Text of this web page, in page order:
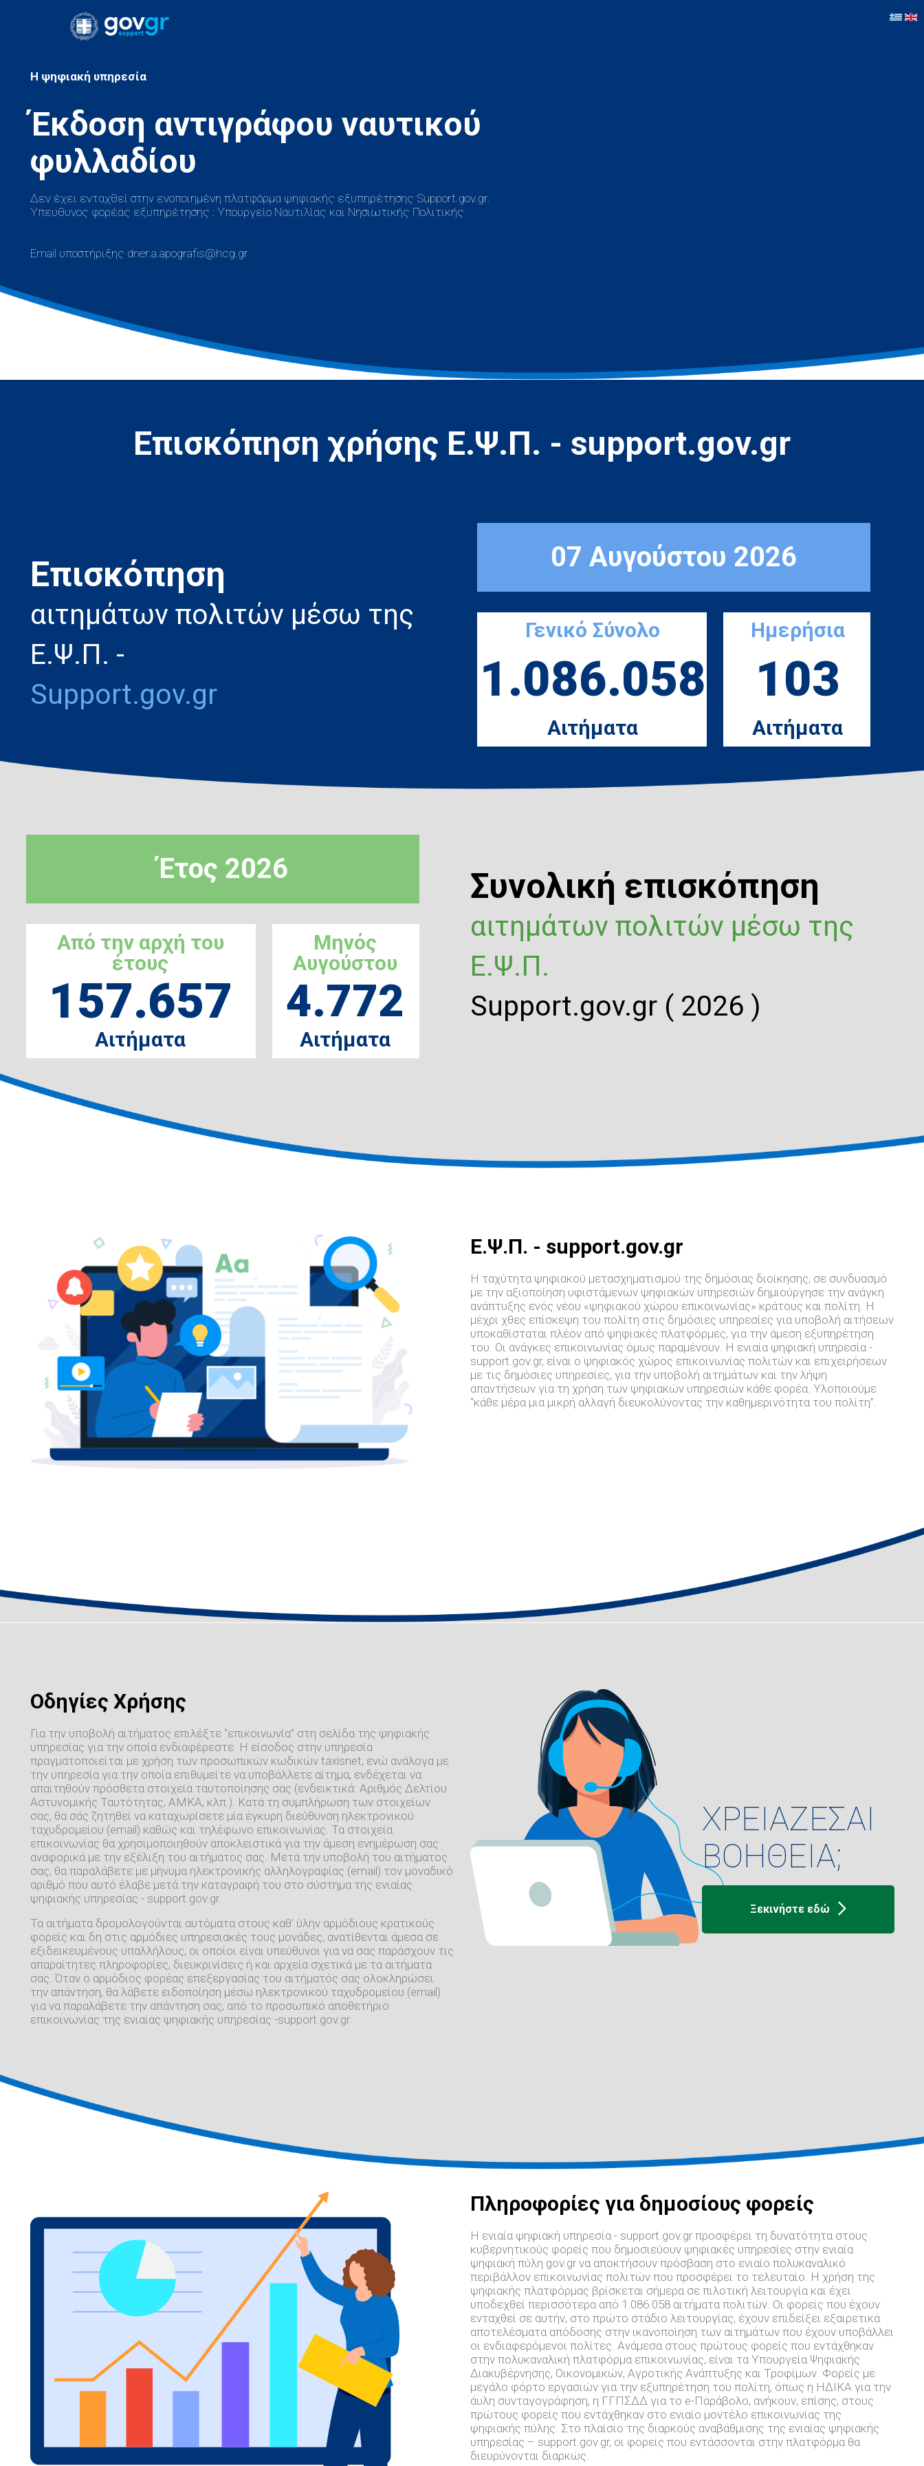
H ψηφιακή υπηρεσία
Έκδοση αντιγράφου ναυτικού
Δεν έχει ενταχθεί στην ενοποιημένη πλατφόρμα ψηφιακής εξυπηρέτησης Support.gov.gr.
Υπευθυνος φορέας εξυπηρέτησης : Υπουργείο Ναυτιλίας και Νησιωτικής Πολιτικής
Email υποστήριξης dner.a.apografis@hcg.gr
Επισκόπηση χρήσης Ε.Ψ.Π. - support.gov.gr
Eπισκόπηση
αιτημάτων πολιτών μέσω της
Ε.Ψ.Π. -
Support.gov.gr
07 Αυγούστου 2026
Γενικό Σύνολο
1.086.058
Αιτήματα
Ημερήσια
103
Αιτήματα
Έτος 2026
Από την αρχή του
έτους
157.657
Αιτήματα
Μηνός
Αυγούστου
4.772
Αιτήματα
Συνολική επισκόπηση
αιτημάτων πολιτών μέσω της
Ε.Ψ.Π.
Support.gov.gr ( 2026 )
E.Ψ.Π. - support.gov.gr
Η ταχύτητα ψηφιακού μετασχηματισμού της δημόσιας διοίκησης, σε συνδυασμό
με την αξιοποίηση υφιστάμενων ψηφιακών υπηρεσιών δημιούργησε την ανάγκη
ανάπτυξης ενός νέου «ψηφιακού χώρου επικοινωνίας» κράτους και πολίτη. Η
μέχρι χθες επίσκεψη του πολίτη στις δημόσιες υπηρεσίες για υποβολή αιτήσεων
υποκαθίσταται πλέον από ψηφιακές πλατφόρμες, για την άμεση εξυπηρέτηση
του. Οι ανάγκες επικοινωνίας όμως παραμένουν. Η ενιαία ψηφιακή υπηρεσία -
support.gov.gr, είναι ο ψηφιακός χώρος επικοινωνίας πολιτών και επιχειρήσεων
με τις δημόσιες υπηρεσίες, για την υποβολή αιτημάτων και την λήψη
απαντήσεων για τη χρήση των ψηφιακών υπηρεσιών κάθε φορέα. Υλοποιούμε
“κάθε μέρα μια μικρή αλλαγή διευκολύνοντας την καθημερινότητα του πολίτη”.
Οδηγίες Χρήσης
Για την υποβολή αιτήματος επιλέξτε “επικοινωνία” στη σελίδα της ψηφιακής
υπηρεσίας για την οποία ενδιαφέρεστε. Η είσοδος στην υπηρεσία
πραγματοποιείται με χρήση των προσωπικών κωδικών taxisnet, ενώ ανάλογα με
την υπηρεσία για την οποία επιθυμείτε να υποβάλλετε αίτημα, ενδέχεται να
απαιτηθούν πρόσθετα στοιχεία ταυτοποίησης σας (ενδεικτικά: Αριθμός Δελτίου
Αστυνομικής Ταυτότητας, ΑΜΚΑ, κλπ.). Κατά τη συμπλήρωση των στοιχείων
σας, θα σάς ζητηθεί να καταχωρίσετε μία έγκυρη διεύθυνση ηλεκτρονικού
ταχυδρομείου (email) καθώς και τηλέφωνο επικοινωνίας. Τα στοιχεία
επικοινωνίας θα χρησιμοποιηθούν αποκλειστικά για την άμεση ενημέρωση σας
αναφορικά με την εξέλιξη του αιτήματος σας. Μετά την υποβολή του αιτήματος
σας, θα παραλάβετε με μήνυμα ηλεκτρονικής αλληλογραφίας (email) τον μοναδικό
αριθμό που αυτό έλαβε μετά την καταγραφή του στο σύστημα της ενιαίας
ψηφιακής υπηρεσίας - support.gov.gr.
Τα αιτήματα δρομολογούνται αυτόματα στους καθ' ύλην αρμόδιους κρατικούς
φορείς και δη στις αρμόδιες υπηρεσιακές τους μονάδες, ανατίθενται άμεσα σε
εξιδεικευμένους υπαλλήλους, οι οποίοι είναι υπεύθυνοι για να σας παράσχουν τις
απαραίτητες πληροφορίες, διευκρινίσεις ή και αρχεία σχετικά με τα αιτήματα
σας. Όταν ο αρμόδιος φορέας επεξεργασίας του αιτήματός σας ολοκληρώσει
την απάντηση, θα λάβετε ειδοποίηση μέσω ηλεκτρονικού ταχυδρομείου (email)
για να παραλάβετε την απάντηση σας, από το προσωπικό αποθετήριο
επικοινωνίας της ενιαίας ψηφιακής υπηρεσίας -support.gov.gr
ΧΡΕΙΑΖΕΣΑΙ
ΒΟΗΘΕΙΑ;
Ξεκινήστε εδώ
Πληροφορίες για δημοσίους φορείς
Η ενιαία ψηφιακή υπηρεσία - support.gov.gr προσφέρει τη δυνατότητα στους
κυβερνητικούς φορείς που δημοσιεύουν ψηφιακές υπηρεσίες στην ενιαία
ψηφιακή πύλη gov.gr να αποκτήσουν πρόσβαση στο ενιαίο πολυκαναλικό
περιβάλλον επικοινωνίας πολιτών που προσφέρει το τελευταίο. Η χρήση της
ψηφιακής πλατφόρμας βρίσκεται σήμερα σε πιλοτική λειτουργία και έχει
υποδεχθεί περισσότερα από 1.086.058 αιτήματα πολιτών. Οι φορείς που έχουν
ενταχθεί σε αυτήν, στο πρώτο στάδιο λειτουργίας, έχουν επιδείξει εξαιρετικά
αποτελέσματα απόδοσης στην ικανοποίηση των αιτημάτων που έχουν υποβάλλει
οι ενδιαφερόμενοι πολίτες. Ανάμεσα στους πρώτους φορείς που εντάχθηκαν
στην πολυκαναλική πλατφόρμα επικοινωνίας, είναι τα Υπουργεία Ψηφιακής
Διακυβέρνησης, Οικονομικών, Αγροτικής Ανάπτυξης και Τροφίμων. Φορείς με
μεγάλο φόρτο εργασιών για την εξυπηρέτηση του πολίτη, όπως η ΗΔΙΚΑ για την
άυλη συνταγογράφηση, η ΓΓΠΣΔΔ για το e-Παράβολο, ανήκουν, επίσης, στους
πρώτους φορείς που εντάχθηκαν στο ενιαίο μοντέλο επικοινωνίας της
ψηφιακής πύλης. Στο πλαίσιο της διαρκούς αναβάθμισης της ενιαίας ψηφιακής
υπηρεσίας – support.gov.gr, oι φορείς που εντάσσονται στην πλατφόρμα θα
διευρύνονται διαρκώς.